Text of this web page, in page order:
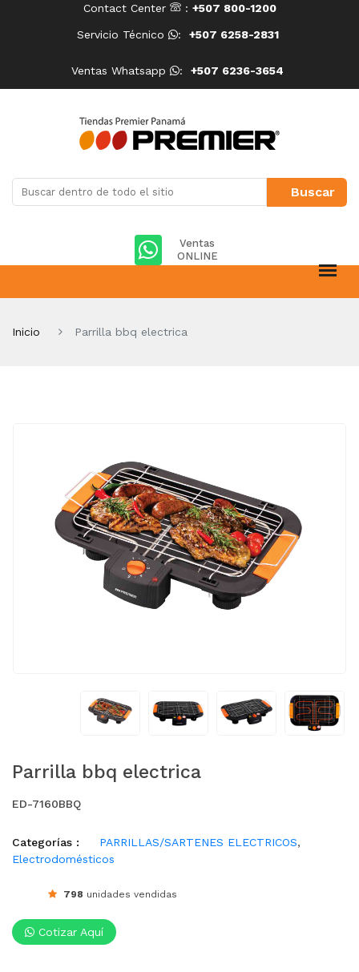
Contact Center : +507 800-1200
Servicio Técnico : +507 6258-2831
Ventas Whatsapp : +507 6236-3654
Ventas
ONLINE
Inicio Parrilla bbq electrica
Parrilla bbq electrica
ED-7160BBQ
Categorías : PARRILLAS/SARTENES ELECTRICOS,
Electrodomésticos
798 unidades vendidas
Cotizar Aquí